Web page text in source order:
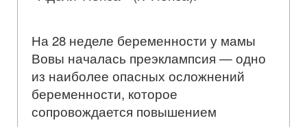
На 28 неделе беременности у мамы
Вовы началась преэклампсия — одно
из наиболее опасных осложнений
беременности, которое
сопровождается повышением